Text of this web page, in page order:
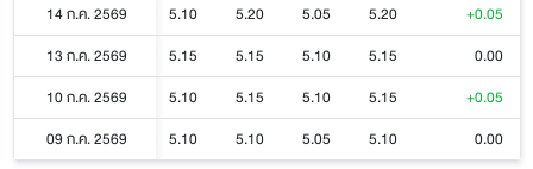
14 ก.ค. 2569
5.10 5.20 5.05 5.20
+0.05
13 ก.ค. 2569
5.15 5.15 5.10 5.15
0.00
10 ก.ค. 2569
5.10 5.15 5.10 5.15
+0.05
09 ก.ค. 2569
5.10 5.10 5.05 5.10 0.00